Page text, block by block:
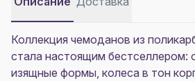
Коллекция чемоданов из
стала настоящим бестселлером:
изящные формы, колеса в тон